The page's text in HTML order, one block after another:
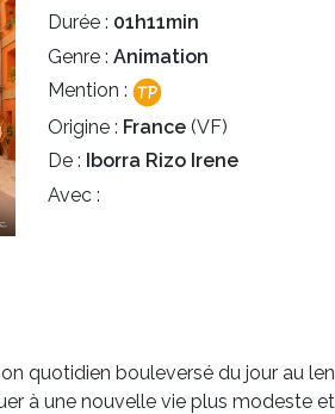
Durée : 01h11min
Genre : Animation
Mention :
Origine : France (VF)
De : Iborra Rizo Irene
Avec :
quotidien bouleversé du jour au
à une nouvelle vie plus modeste